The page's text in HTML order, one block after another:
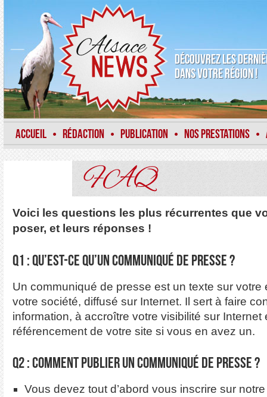
DÉCOUVREZ LES
DANS VOTRE RÉGION !
ACCUEIL • RÉDACTION • PUBLICATION • NOS PRESTATIONS •
FAQ
Voici les questions les plus récurrentes que
poser, et leurs réponses !
Q1 : Qu’est-ce qu’un communiqué de presse ?
Un communiqué de presse est un texte sur votre
votre société, diffusé sur Internet. Il sert à faire
information, à accroître votre visibilité sur Internet
référencement de votre site si vous en avez un.
Q2 : Comment publier un communiqué de presse ?
Vous devez tout d’abord vous inscrire sur